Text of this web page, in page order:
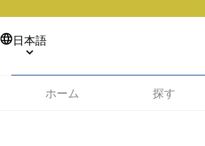
日本語
ホーム
探す